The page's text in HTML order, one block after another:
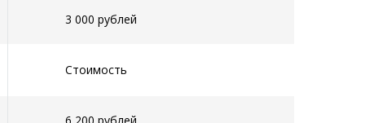
3 000 рублей
Стоимость